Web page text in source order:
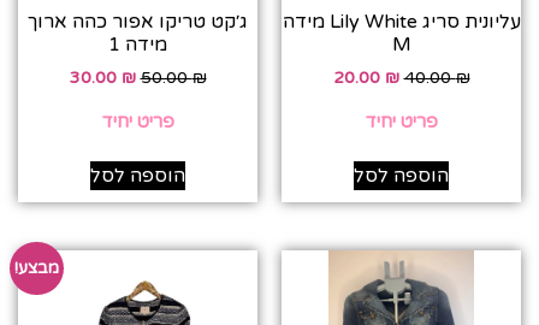
עליונית סריג Lily White מידה
M
40.00₪
20.00 ₪
פריט יחיד
הוספה לסל
ג׳קט טריקו אפור כהה ארוך
מידה 1
50.00₪
30.00 ₪
פריט יחיד
הוספה לסל
מבצע!